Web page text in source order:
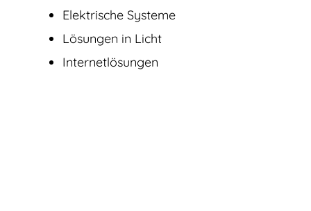
Elektrische Systeme
Lösungen in Licht
Internetlösungen